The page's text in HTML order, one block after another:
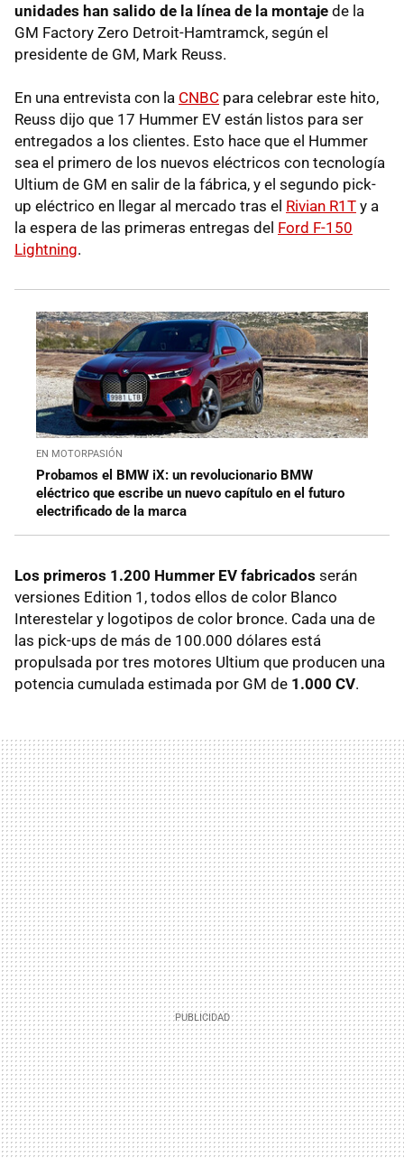
unidades han salido de la línea de la montaje de la
GM Factory Zero Detroit-Hamtramck, según el
presidente de GM, Mark Reuss.
En una entrevista con la CNBC para celebrar este hito,
Reuss dijo que 17 Hummer EV están listos para ser
entregados a los clientes. Esto hace que el Hummer
sea el primero de los nuevos eléctricos con tecnología
Ultium de GM en salir de la fábrica, y el segundo pick-
up eléctrico en llegar al mercado tras el Rivian R1T y a
la espera de las primeras entregas del Ford F-150
Lightning.
EN MOTORPASIÓN
Probamos el BMW iX: un revolucionario BMW
eléctrico que escribe un nuevo capítulo en el futuro
electrificado de la marca
Los primeros 1.200 Hummer EV fabricados serán
versiones Edition 1, todos ellos de color Blanco
Interestelar y logotipos de color bronce. Cada una de
las pick-ups de más de 100.000 dólares está
propulsada por tres motores Ultium que producen una
potencia cumulada estimada por GM de 1.000 CV.